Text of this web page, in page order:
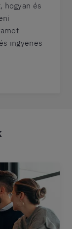
hogyan és
ingyenes